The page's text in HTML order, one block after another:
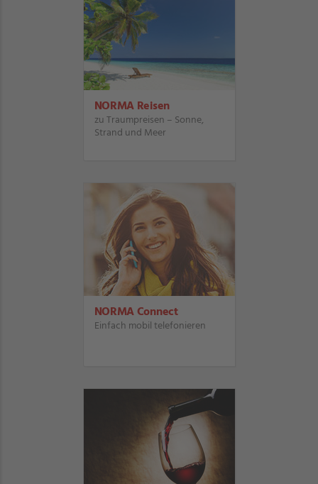
NORMA Reisen
zu Traumpreisen – Sonne,
Strand und Meer
NORMA Connect
Einfach mobil telefonieren